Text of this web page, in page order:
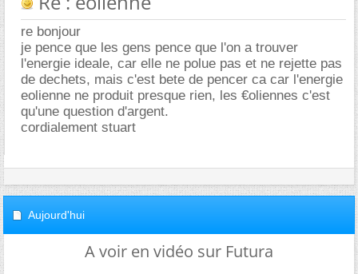
re bonjour
je pence que les gens pence que l'on a trouver
l'energie ideale, car elle ne polue pas et ne rejette pas
de dechets, mais c'est bete de pencer ca car l'energie
eolienne ne produit presque rien, les €oliennes c'est
qu'une question d'argent.
cordialement stuart
Aujourd'hui
A voir en vidéo sur Futura